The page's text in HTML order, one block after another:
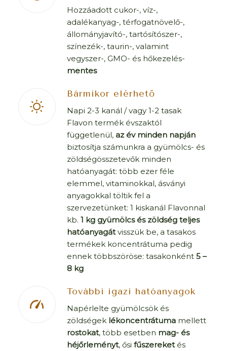
Hozzáadott cukor-, víz-,
adalékanyag-, térfogatnövelő-,
állományjavító-, tartósítószer-,
színezék-, taurin-, valamint
vegyszer-, GMO- és hőkezelés-
mentes
Bármikor elérhető
Napi 2-3 kanál / vagy 1-2 tasak
Flavon termék évszaktól
függetlenül, az év minden napján
biztosítja számunkra a gyümölcs- és
zöldségösszetevők minden
hatóanyagát: több ezer féle
elemmel, vitaminokkal, ásványi
anyagokkal töltik fel a
szervezetünket: 1 kiskanál Flavonnal
kb. 1 kg gyümölcs és zöldség teljes
hatóanyagátvisszük be, a tasakos
termékek koncentrátuma pedig
ennek többszöröse: tasakonként 5 –
8 kg
További igazi hatóanyagok
Napérlelte gyümölcsök és
zöldségek lékoncentrátumamellett
rostokat, több esetben mag- és
héjőrleményt, ősi fűszereketés